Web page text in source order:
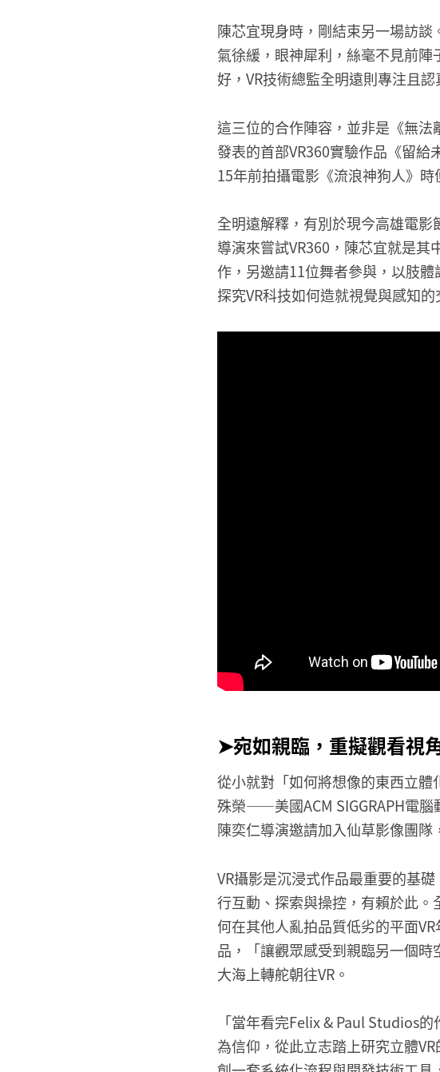
陳芯宜現身時，剛結束另一場訪
氣徐緩，眼神犀利，絲毫不見前
好，VR技術總監全明遠則專注且認
這三位的合作陣容，並非是《無法
發表的首部VR360實驗作品《留
15年前拍攝電影《流浪神狗人》時
全明遠解釋，有別於現今高雄電
導演來嘗試VR360，陳芯宜就是
作，另邀請11位舞者參與，以肢
探究VR科技如何造就視覺與感知
➤宛如親臨，重擬觀看視
從小就對「如何將想像的東西立
殊榮——美國ACM SIGGRAPH電
陳奕仁導演邀請加入仙草影像團隊
VR攝影是沉浸式作品最重要的基
行互動、探索與操控，有賴於此
何在其他人亂拍品質低劣的平面
品，「讓觀眾感受到親臨另一個
大海上轉舵朝往VR。
「當年看完Felix & Paul Studios
為信仰，從此立志踏上研究立體